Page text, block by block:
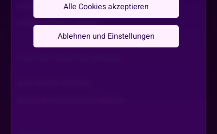
PROMOTIONSBEDINGUNGEN
COOKIE EINSTELLUNGEN
Alle Cookies akzeptieren
Ablehnen und Einstellungen